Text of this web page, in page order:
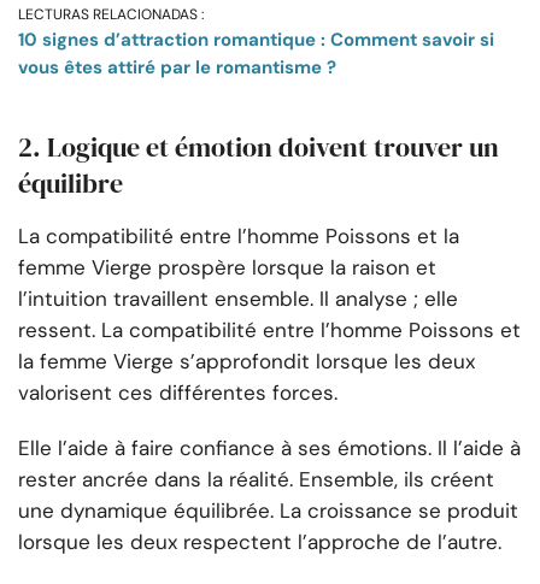
LECTURAS RELACIONADAS :
10 signes d’attraction romantique : Comment savoir si
vous êtes attiré par le romantisme ?
2. Logique et émotion doivent trouver un
équilibre
La compatibilité entre l’homme Poissons et la
femme Vierge prospère lorsque la raison et
l’intuition travaillent ensemble. Il analyse ; elle
ressent. La compatibilité entre l’homme Poissons et
la femme Vierge s’approfondit lorsque les deux
valorisent ces différentes forces.
Elle l’aide à faire confiance à ses émotions. Il l’aide à
rester ancrée dans la réalité. Ensemble, ils créent
une dynamique équilibrée. La croissance se produit
lorsque les deux respectent l’approche de l’autre.